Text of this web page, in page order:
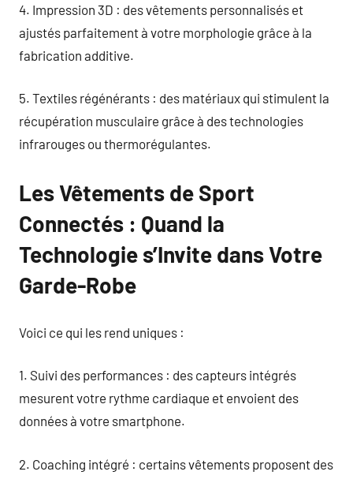
4. Impression 3D : des vêtements personnalisés et
ajustés parfaitement à votre morphologie grâce à la
fabrication additive.
5. Textiles régénérants : des matériaux qui stimulent la
récupération musculaire grâce à des technologies
infrarouges ou thermorégulantes.
Les Vêtements de Sport
Connectés : Quand la
Technologie s’Invite dans Votre
Garde-Robe
Voici ce qui les rend uniques :
1. Suivi des performances : des capteurs intégrés
mesurent votre rythme cardiaque et envoient des
données à votre smartphone.
2. Coaching intégré : certains vêtements proposent des